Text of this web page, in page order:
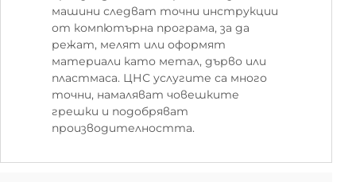
машини следват точни инструкции
от компютърна програма, за да
режат, мелят или оформят
материали като метал, дърво или
пластмаса. ЦНС услугите са много
точни, намаляват човешките
грешки и подобряват
производителността.